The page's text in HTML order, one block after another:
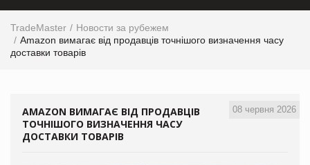
TradeMaster
Новости за рубежем
Amazon вимагає від продавців точнішого визначення часу
доставки товарів
08 червня 2026
AMAZON ВИМАГАЄ ВІД ПРОДАВЦІВ
ТОЧНІШОГО ВИЗНАЧЕННЯ ЧАСУ
ДОСТАВКИ ТОВАРІВ